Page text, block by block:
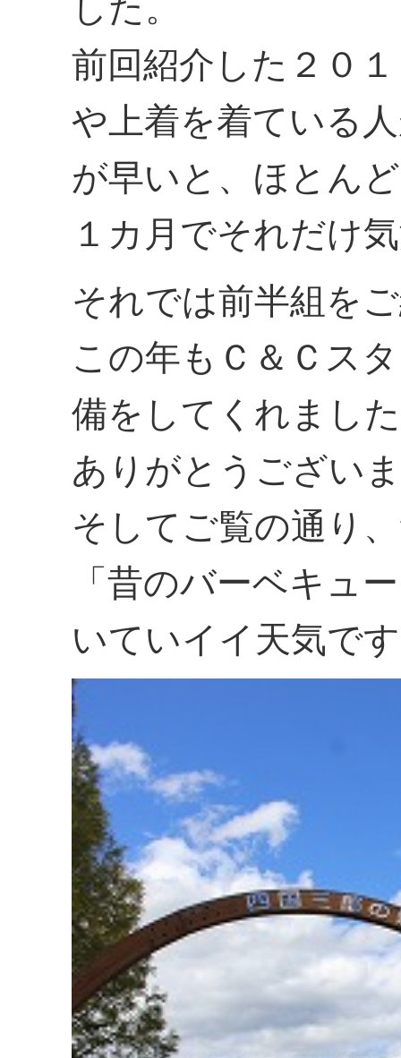
した。
前回紹介した２０
や上着を着ている
が早いと、ほとん
１カ月でそれだけ
それでは前半組を
この年もＣ＆Ｃス
備をしてくれまし
ありがとうござい
そしてご覧の通り
「昔のバーベキュ
いていイイ天気で